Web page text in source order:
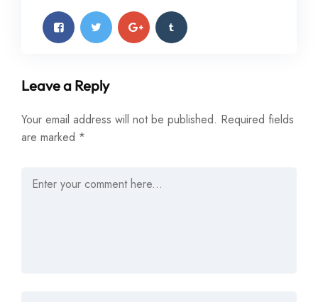
Leave a Reply
Your email address will not be published. Required fields
are marked *